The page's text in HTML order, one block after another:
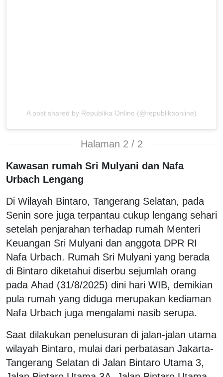
A post shared by Republika Online (@republikaonline)
Halaman 2 / 2
Kawasan rumah Sri Mulyani dan Nafa
Urbach Lengang
Di Wilayah Bintaro, Tangerang Selatan, pada
Senin sore juga terpantau cukup lengang sehari
setelah penjarahan terhadap rumah Menteri
Keuangan Sri Mulyani dan anggota DPR RI
Nafa Urbach. Rumah Sri Mulyani yang berada
di Bintaro diketahui diserbu sejumlah orang
pada Ahad (31/8/2025) dini hari WIB, demikian
pula rumah yang diduga merupakan kediaman
Nafa Urbach juga mengalami nasib serupa.
Saat dilakukan penelusuran di jalan-jalan utama
wilayah Bintaro, mulai dari perbatasan Jakarta-
Tangerang Selatan di Jalan Bintaro Utama 3,